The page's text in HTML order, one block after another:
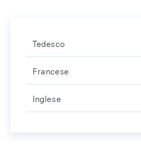
Tedesco
Francese
Inglese